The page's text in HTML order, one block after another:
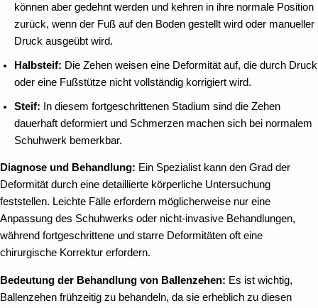
können aber gedehnt werden und kehren in ihre normale Position
zurück, wenn der Fuß auf den Boden gestellt wird oder manueller
Druck ausgeübt wird.
Halbsteif: Die Zehen weisen eine Deformität auf, die durch Druck
oder eine Fußstütze nicht vollständig korrigiert wird.
Steif: In diesem fortgeschrittenen Stadium sind die Zehen
dauerhaft deformiert und Schmerzen machen sich bei normalem
Schuhwerk bemerkbar.
Diagnose und Behandlung: Ein Spezialist kann den Grad der
Deformität durch eine detaillierte körperliche Untersuchung
feststellen. Leichte Fälle erfordern möglicherweise nur eine
Anpassung des Schuhwerks oder nicht-invasive Behandlungen,
während fortgeschrittene und starre Deformitäten oft eine
chirurgische Korrektur erfordern.
Bedeutung der Behandlung von Ballenzehen: Es ist wichtig,
Ballenzehen frühzeitig zu behandeln, da sie erheblich zu diesen